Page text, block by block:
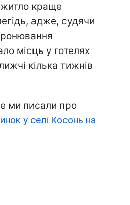
краще
адже, судячи
місць у готелях
кілька тижнів
ми писали про
у селі Косонь на